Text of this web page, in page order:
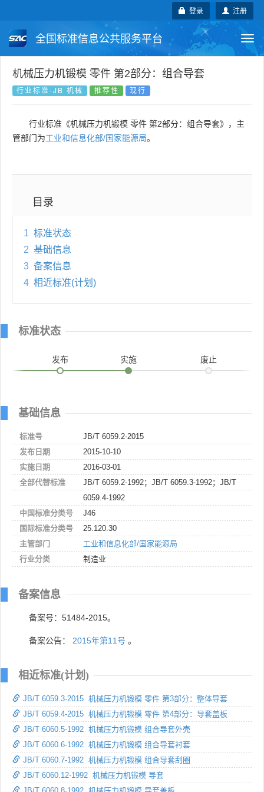
注册
登录
全国标准信息公共服务平台
国家标准 行业标准 地方标准
国外标准 技术委员会
机械压力机锻模 零件 第2部分：组合导套
行业标准-JB 机械 推荐性 现行
行业标准《机械压力机锻模 零件 第2部分：组合导套》，主
管部门为工业和信息化部/国家能源局。
目录
1 标准状态
2 基础信息
3 备案信息
4 相近标准(计划)
标准状态
发布 实施 废止
基础信息
标准号
JB/T 6059.2-2015
发布日期
2015-10-10
实施日期
2016-03-01
全部代替标准
JB/T 6059.2-1992；JB/T 6059.3-1992；JB/T
6059.4-1992
中国标准分类号
J46
国际标准分类号
25.120.30
主管部门
工业和信息化部/国家能源局
行业分类
制造业
备案信息
备案号：51484-2015。
备案公告： 2015年第11号 。
相近标准(计划)
JB/T 6059.3-2015 机械压力机锻模 零件 第3部分：整体导套
JB/T 6059.4-2015 机械压力机锻模 零件 第4部分：导套盖板
JB/T 6060.5-1992 机械压力机锻模 组合导套外壳
JB/T 6060.6-1992 机械压力机锻模 组合导套衬套
JB/T 6060.7-1992 机械压力机锻模 组合导套刮圈
JB/T 6060.12-1992 机械压力机锻模 导套